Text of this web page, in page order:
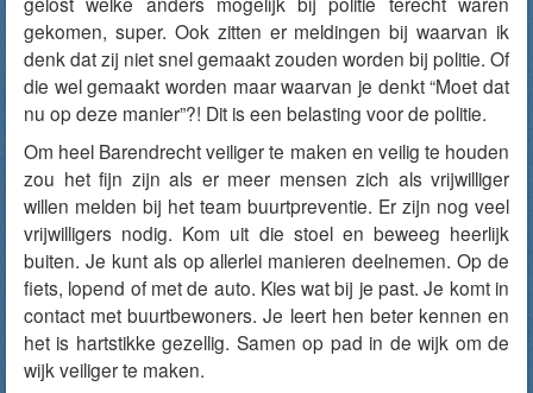
gekomen, super. Ook zitten er meldingen bij waarvan ik
denk dat zij niet snel gemaakt zouden worden bij politie. Of
die wel gemaakt worden maar waarvan je denkt “Moet dat
nu op deze manier”?! Dit is een belasting voor de politie.
Om heel Barendrecht veiliger te maken en veilig te houden
zou het fijn zijn als er meer mensen zich als vrijwilliger
willen melden bij het team buurtpreventie. Er zijn nog veel
vrijwilligers nodig. Kom uit die stoel en beweeg heerlijk
buiten. Je kunt als op allerlei manieren deelnemen. Op de
fiets, lopend of met de auto. Kies wat bij je past. Je komt in
contact met buurtbewoners. Je leert hen beter kennen en
het is hartstikke gezellig. Samen op pad in de wijk om de
wijk veiliger te maken.